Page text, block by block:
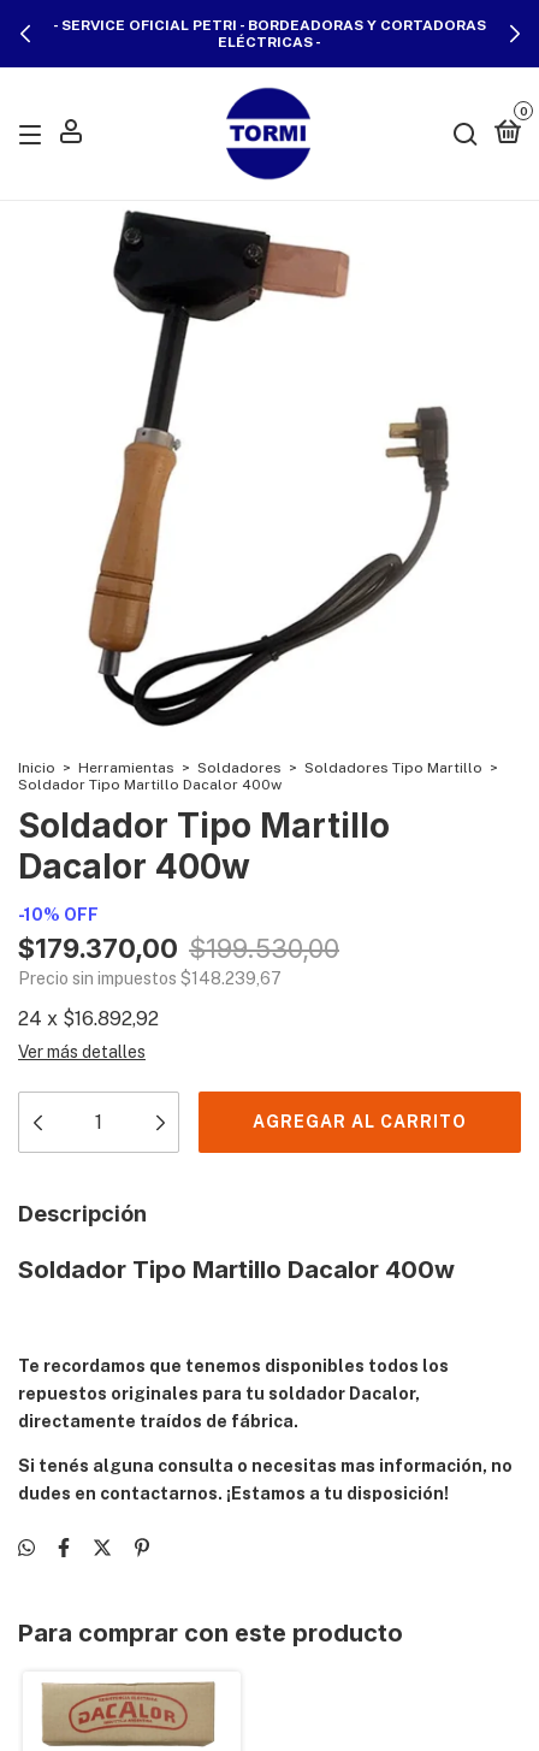
- SERVICE OFICIAL PETRI - BORDEADORAS Y CORTADORAS
ELÉCTRICAS -
0
Inicio > Herramientas > Soldadores > Soldadores Tipo Martillo >
Soldador Tipo Martillo Dacalor 400w
Soldador Tipo Martillo
Dacalor 400w
-10% OFF
$179.370,00 $199.530,00
Precio sin impuestos $148.239,67
24 x $16.892,92
Ver más detalles
Descripción
Soldador Tipo Martillo Dacalor 400w
Te recordamos que tenemos disponibles todos los
repuestos originales para tu soldador Dacalor,
directamente traídos de fábrica.
Si tenés alguna consulta o necesitas mas información, no
dudes en contactarnos. ¡Estamos a tu disposición!
Para comprar con este producto